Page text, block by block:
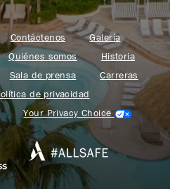
Contáctenos
Galería
Quiénes somos
Historia
Sala de prensa
Carreras
de privacidad
Your Privacy Choice